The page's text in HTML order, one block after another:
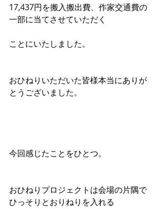
17,437円を搬入搬出費、作家交通費の
一部に当てさせていただく
ことにいたしました。
おひねりいただいた皆様本当にありが
とうございました。
今回感じたことをひとつ。
おひねりプロジェクトは会場の片隅で
ひっそりとおりねりを入れる